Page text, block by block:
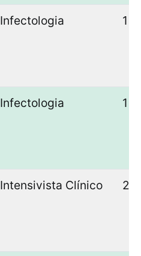
Infectologia 1
Infectologia 1
Intensivista Clínico 2